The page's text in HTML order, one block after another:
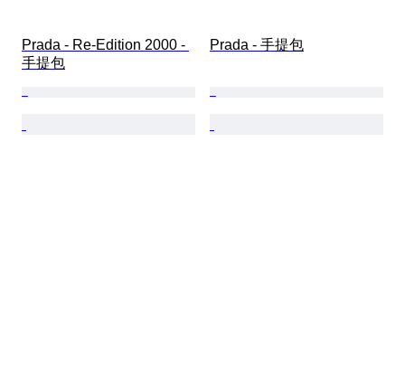
Prada - Re-Edition 2000 -
手提包
Prada - 手提包